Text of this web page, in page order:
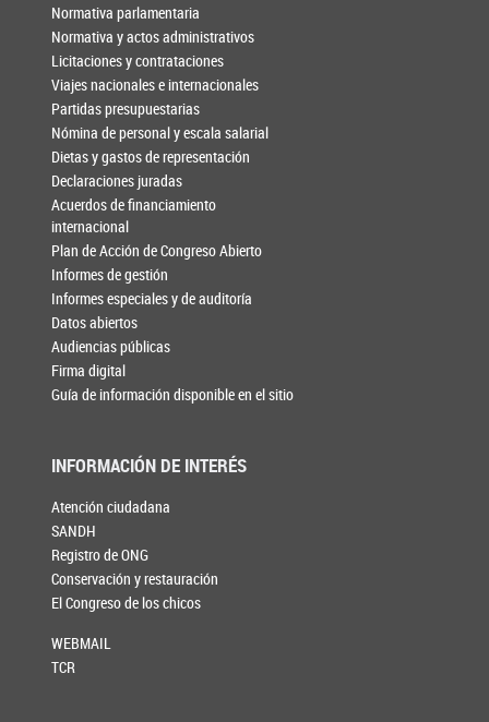
Normativa parlamentaria
Normativa y actos administrativos
Licitaciones y contrataciones
Viajes nacionales e internacionales
Partidas presupuestarias
Nómina de personal y escala salarial
Dietas y gastos de representación
Declaraciones juradas
Acuerdos de financiamiento
internacional
Plan de Acción de Congreso Abierto
Informes de gestión
Informes especiales y de auditoría
Datos abiertos
Audiencias públicas
Firma digital
Guía de información disponible en el sitio
INFORMACIÓN DE INTERÉS
Atención ciudadana
SANDH
Registro de ONG
Conservación y restauración
El Congreso de los chicos
WEBMAIL
TCR